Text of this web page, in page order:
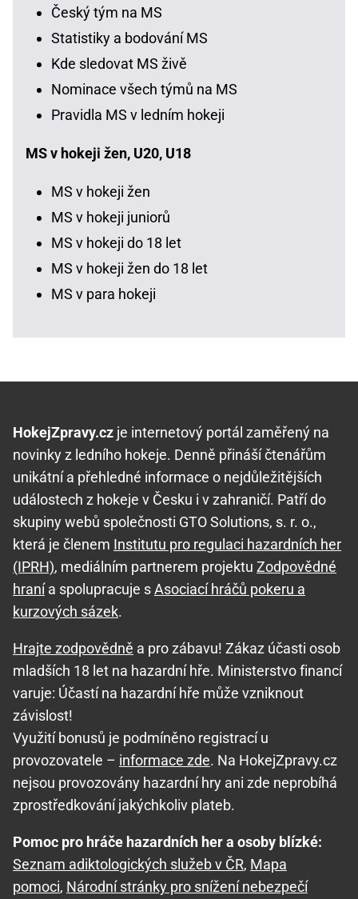
Český tým na MS
Statistiky a bodování MS
Kde sledovat MS živě
Nominace všech týmů na MS
Pravidla MS v ledním hokeji
MS v hokeji žen, U20, U18
MS v hokeji žen
MS v hokeji juniorů
MS v hokeji do 18 let
MS v hokeji žen do 18 let
MS v para hokeji
HokejZpravy.cz je internetový portál zaměřený na
novinky z ledního hokeje. Denně přináší čtenářům
unikátní a přehledné informace o nejdůležitějších
událostech z hokeje v Česku i v zahraničí. Patří do
skupiny webů společnosti GTO Solutions, s. r. o.,
která je členem Institutu pro regulaci hazardních her
(IPRH), mediálním partnerem projektu Zodpovědné
hranía spolupracuje sAsociací hráčů pokeru a
kurzových sázek.
Hrajte zodpovědně a pro zábavu! Zákaz účasti osob
mladších 18 let na hazardní hře. Ministerstvo financí
varuje: Účastí na hazardní hře může vzniknout
závislost!
Využití bonusů je podmíněno registrací u
provozovatele – informace zde. Na HokejZpravy.cz
nejsou provozovány hazardní hry ani zde neprobíhá
zprostředkování jakýchkoliv plateb.
Pomoc pro hráče hazardních her a osoby blízké:
Seznam adiktologických služeb v ČR, Mapa
pomoci, Národní stránky pro snížení nebezpečí